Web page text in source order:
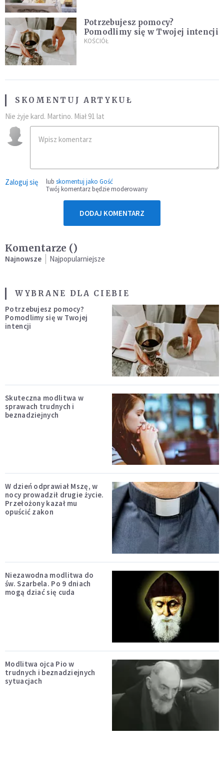
Potrzebujesz pomocy?
Pomodlimy się w Twojej intencji
KOŚCIÓŁ
SKOMENTUJ ARTYKUŁ
Nie żyje kard. Martino. Miał 91 lat
Zaloguj się lub skomentuj jako Gość
Twój komentarz będzie moderowany
DODAJ KOMENTARZ
Komentarze ()
Najnowsze Najpopularniejsze
WYBRANE DLA CIEBIE
Potrzebujesz pomocy?
Pomodlimy się w Twojej
intencji
Skuteczna modlitwa w
sprawach trudnych i
beznadziejnych
W dzień odprawiał Mszę, w
nocy prowadził drugie życie.
Przełożony kazał mu
opuścić zakon
Niezawodna modlitwa do
św. Szarbela. Po 9 dniach
mogą dziać się cuda
Modlitwa ojca Pio w
trudnych i beznadziejnych
sytuacjach